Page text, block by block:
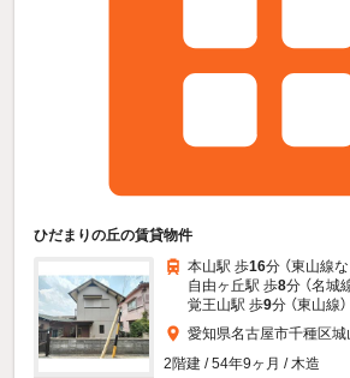
ひだまりの丘の賃貸物件
本山駅 歩16分 （東山線
自由ヶ丘駅 歩8分 （名城
覚王山駅 歩9分 （東山線）
愛知県名古屋市千種区
2階建 / 54年9ヶ月 / 木造